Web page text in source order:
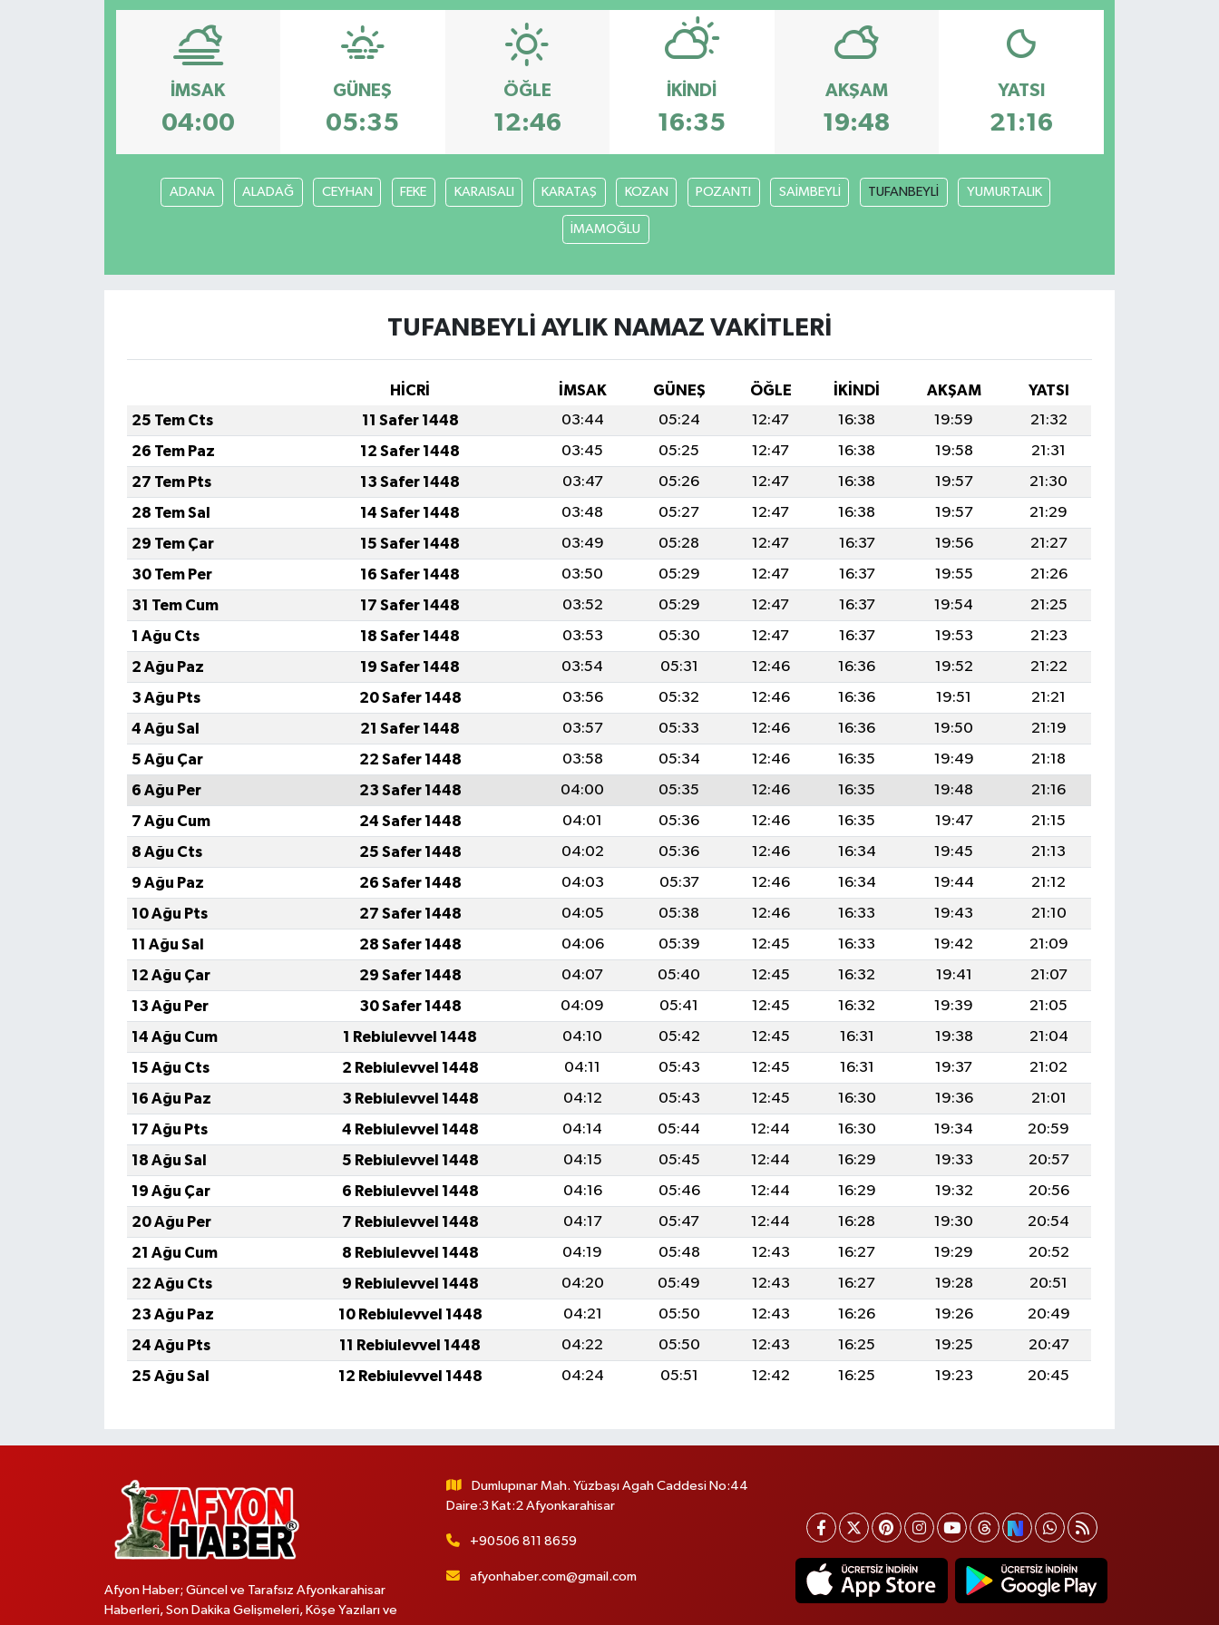
İMSAK
04:00
GÜNEŞ
05:35
ÖĞLE
12:46
İKINDI
16:35
AKŞAM
19:48
YATSI
21:16
ADANA ALADAĞ CEYHAN FEKE KARAISALI KARATAŞ KOZAN POZANTI SAİMBEYLİ TUFANBEYLİ YUMURTALIK
İMAMOĞLU
TUFANBEYLİ AYLIK NAMAZ VAKITLERI
HİCRİ İMSAK GÜNEŞ ÖĞLE İKINDI AKŞAM
YATSI
25 Tem Cts
11 Safer 1448 03:44 05:24 12:47 16:38 19:59
21:32
26 Tem Paz
12 Safer 1448 03:45 05:25 12:47 16:38 19:58
21:31
27 Tem Pts
13 Safer 1448 03:47 05:26 12:47 16:38 19:57
21:30
28 Tem Sal
14 Safer 1448 03:48 05:27 12:47 16:38 19:57
21:29
29 Tem Çar
15 Safer 1448 03:49 05:28 12:47 16:37 19:56
21:27
30 Tem Per
16 Safer 1448 03:50 05:29 12:47 16:37 19:55
21:26
31 Tem Cum
17 Safer 1448 03:52 05:29 12:47 16:37 19:54
21:25
1 Ağu Cts
18 Safer 1448 03:53 05:30 12:47 16:37 19:53
21:23
2 Ağu Paz
19 Safer 1448 03:54 05:31 12:46 16:36 19:52
21:22
3 Ağu Pts
20 Safer 1448 03:56 05:32 12:46 16:36 19:51
21:21
4 Ağu Sal
21 Safer 1448 03:57 05:33 12:46 16:36 19:50
21:19
5 Ağu Çar
22 Safer 1448 03:58 05:34 12:46 16:35 19:49
21:18
6 Ağu Per
23 Safer 1448 04:00 05:35 12:46 16:35 19:48
21:16
7 Ağu Cum
24 Safer 1448 04:01 05:36 12:46 16:35 19:47
21:15
8 Ağu Cts
25 Safer 1448 04:02 05:36 12:46 16:34 19:45
21:13
9 Ağu Paz
26 Safer 1448 04:03 05:37 12:46 16:34 19:44
21:12
10 Ağu Pts
27 Safer 1448 04:05 05:38 12:46 16:33 19:43
21:10
11 Ağu Sal
28 Safer 1448 04:06 05:39 12:45 16:33 19:42
21:09
12 Ağu Çar
29 Safer 1448 04:07 05:40 12:45 16:32 19:41
21:07
13 Ağu Per
30 Safer 1448 04:09 05:41 12:45 16:32 19:39
21:05
14 Ağu Cum
1 Rebiulevvel 1448 04:10 05:42 12:45 16:31 19:38
21:04
15 Ağu Cts
2 Rebiulevvel 1448 04:11 05:43 12:45 16:31 19:37
21:02
16 Ağu Paz
3 Rebiulevvel 1448 04:12 05:43 12:45 16:30 19:36
21:01
17 Ağu Pts
4 Rebiulevvel 1448 04:14 05:44 12:44 16:30 19:34
20:59
18 Ağu Sal
5 Rebiulevvel 1448 04:15 05:45 12:44 16:29 19:33
20:57
19 Ağu Çar
6 Rebiulevvel 1448 04:16 05:46 12:44 16:29 19:32
20:56
20 Ağu Per
7 Rebiulevvel 1448 04:17 05:47 12:44 16:28 19:30
20:54
21 Ağu Cum
8 Rebiulevvel 1448 04:19 05:48 12:43 16:27 19:29
20:52
22 Ağu Cts
9 Rebiulevvel 1448 04:20 05:49 12:43 16:27 19:28
20:51
23 Ağu Paz
10 Rebiulevvel 1448 04:21 05:50 12:43 16:26 19:26
20:49
24 Ağu Pts
11 Rebiulevvel 1448 04:22 05:50 12:43 16:25 19:25
20:47
25 Ağu Sal
12 Rebiulevvel 1448 04:24 05:51 12:42 16:25 19:23 20:45
Afyon Haber; Güncel ve Tarafsız Afyonkarahisar
Haberleri, Son Dakika Gelişmeleri, Köşe Yazıları ve
Dumlupınar Mah. Yüzbaşı Agah Caddesi No:44
Daire:3 Kat:2 Afyonkarahisar
+90506 811 8659
afyonhaber.com@gmail.com